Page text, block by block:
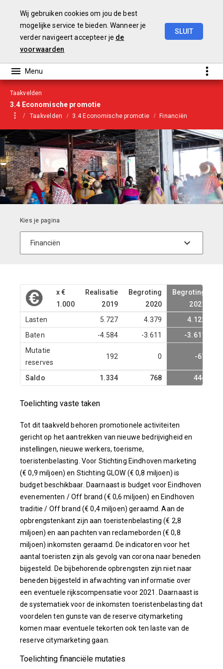
Taakvelden
3.4 Economische promotie
Taakvelden 3.4 Economische promotie Financiën
x €
1.000
Realisatie
2019
Begroting
2020
Begroting
2021
Lasten 5.727 4.379
4.122
Baten
-4.584 -3.611
-3.611
Mutatie
reserves
192 0 -67
Saldo 1.334 768 444
Toelichting vaste taken
Tot dit taakveld behoren promotionele activiteiten
gericht op het aantrekken van nieuwe bedrijvigheid en
instellingen, nieuwe werkers, toerisme,
toeristenbelasting. Voor Stichting Eindhoven marketing
(€ 0,9 miljoen) en Stichting GLOW (€ 0,8 miljoen) is
budget beschikbaar. Daarnaast is budget voor Eindhoven
evenementen / Off brand (€ 0,6 miljoen) en Eindhoven
traditie / Off brand (€ 0,4 miljoen) geraamd. Aan de
opbrengstenkant zijn aan toeristenbelasting (€ 2,8
miljoen) en aan pachten van reclameborden (€ 0,8
miljoen) inkomsten geraamd. De indicatoren voor het
aantal toeristen zijn als gevolg van corona naar beneden
bijgesteld. De bijbehorende opbrengsten zijn niet naar
beneden bijgesteld in afwachting van informatie over
een eventuele rijkscompensatie voor 2021. Daarnaast is
de systematiek voor de inkomsten toeristenbelasting dat
voordelen ten gunste van de reserve citymarketing
komen maar eventuele tekorten ook ten laste van de
reserve citymarketing gaan.
Toelichting financiële mutaties
Wij gebruiken cookies om jou de best
mogelijke service te bieden. Wanneer je
verder navigeert accepteer je de
voorwaarden
SLUIT